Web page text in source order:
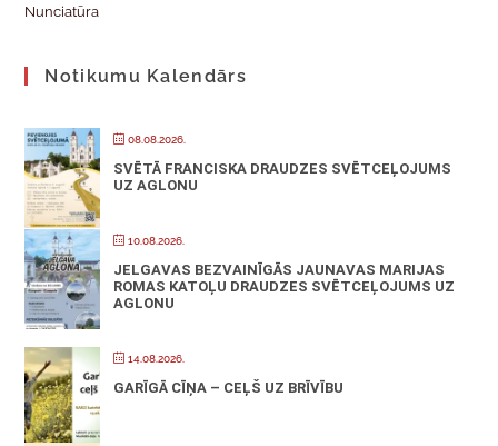
Nunciatūra
Notikumu Kalendārs
08.08.2026.
SVĒTĀ FRANCISKA DRAUDZES SVĒTCEĻOJUMS
UZ AGLONU
10.08.2026.
JELGAVAS BEZVAINĪGĀS JAUNAVAS MARIJAS
ROMAS KATOĻU DRAUDZES SVĒTCEĻOJUMS UZ
AGLONU
14.08.2026.
GARĪGĀ CĪŅA – CEĻŠ UZ BRĪVĪBU